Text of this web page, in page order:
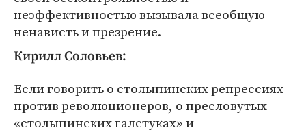
неэффективностью вызывала всеобщую
ненависть и презрение.
Кирилл Соловьев:
Если говорить о столыпинских репрессиях
против революционеров, о пресловутых
«столыпинских галстуках» и